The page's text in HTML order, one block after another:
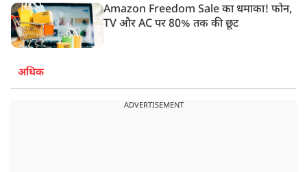
Amazon Freedom Sale का धमाका! फोन,
TV और AC पर 80% तक की छूट
अधिक
ADVERTISEMENT